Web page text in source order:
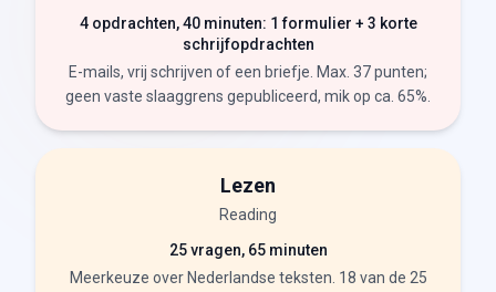
4 opdrachten, 40 minuten: 1 formulier + 3 korte
schrijfopdrachten
E-mails, vrij schrijven of een briefje. Max. 37 punten;
geen vaste slaaggrens gepubliceerd, mik op ca. 65%.
Lezen
Reading
25 vragen, 65 minuten
Meerkeuze over Nederlandse teksten. 18 van de 25